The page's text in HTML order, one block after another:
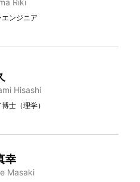
Riki
ンジニア
Hisashi
士（理学）
幸
Masaki